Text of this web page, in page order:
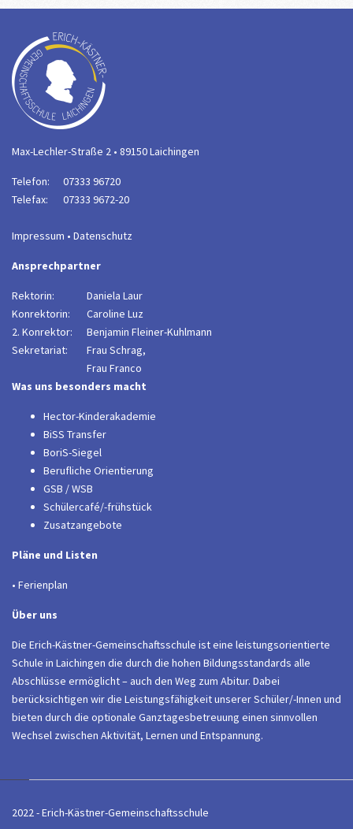
Max-Lechler-Straße 2 • 89150 Laichingen
Telefon:
07333 96720
Telefax:
07333 9672-20
Impressum • Datenschutz
Ansprechpartner
Rektorin:
Daniela Laur
Konrektorin:
Caroline Luz
2. Konrektor:
Benjamin Fleiner-Kuhlmann
Sekretariat:
Frau Schrag,
Frau Franco
Was uns besonders macht
Hector-Kinderakademie
BiSS Transfer
BoriS-Siegel
Berufliche Orientierung
GSB / WSB
Schülercafé/-frühstück
Zusatzangebote
Pläne und Listen
• Ferienplan
Über uns
Die Erich-Kästner-Gemeinschaftsschule ist eine leistungsorientierte
Schule in Laichingen die durch die hohen Bildungsstandards alle
Abschlüsse ermöglicht – auch den Weg zum Abitur. Dabei
berücksichtigen wir die Leistungsfähigkeit unserer Schüler/-Innen und
bieten durch die optionale Ganztagesbetreuung einen sinnvollen
Wechsel zwischen Aktivität, Lernen und Entspannung.
2022 - Erich-Kästner-Gemeinschaftsschule